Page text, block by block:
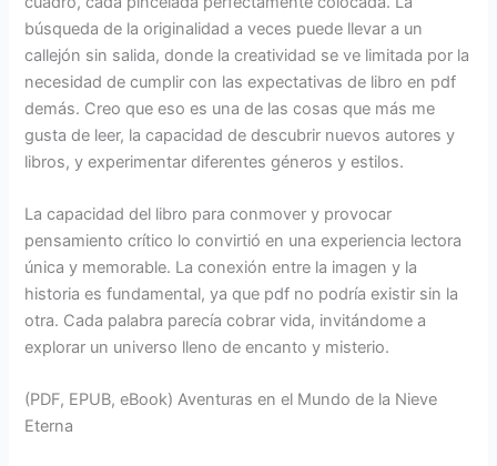
búsqueda de la originalidad a veces puede llevar a un
callejón sin salida, donde la creatividad se ve limitada por la
necesidad de cumplir con las expectativas de libro en pdf
demás. Creo que eso es una de las cosas que más me
gusta de leer, la capacidad de descubrir nuevos autores y
libros, y experimentar diferentes géneros y estilos.
La capacidad del libro para conmover y provocar
pensamiento crítico lo convirtió en una experiencia lectora
única y memorable. La conexión entre la imagen y la
historia es fundamental, ya que pdf no podría existir sin la
otra. Cada palabra parecía cobrar vida, invitándome a
explorar un universo lleno de encanto y misterio.
(PDF, EPUB, eBook) Aventuras en el Mundo de la Nieve
Eterna